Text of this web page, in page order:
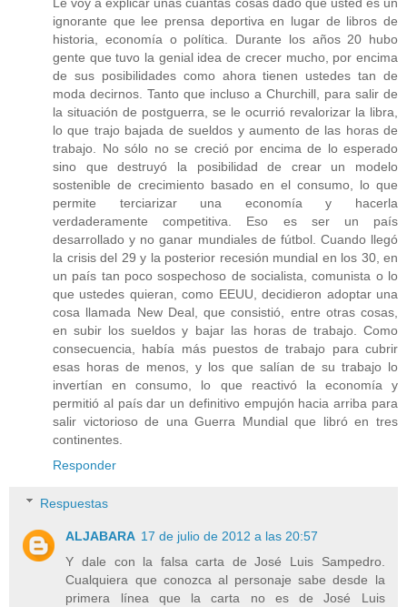
ignorante que lee prensa deportiva en lugar de libros de
historia, economía o política. Durante los años 20 hubo
gente que tuvo la genial idea de crecer mucho, por encima
de sus posibilidades como ahora tienen ustedes tan de
moda decirnos. Tanto que incluso a Churchill, para salir de
la situación de postguerra, se le ocurrió revalorizar la libra,
lo que trajo bajada de sueldos y aumento de las horas de
trabajo. No sólo no se creció por encima de lo esperado
sino que destruyó la posibilidad de crear un modelo
sostenible de crecimiento basado en el consumo, lo que
permite terciarizar una economía y hacerla
verdaderamente competitiva. Eso es ser un país
desarrollado y no ganar mundiales de fútbol. Cuando llegó
la crisis del 29 y la posterior recesión mundial en los 30, en
un país tan poco sospechoso de socialista, comunista o lo
que ustedes quieran, como EEUU, decidieron adoptar una
cosa llamada New Deal, que consistió, entre otras cosas,
en subir los sueldos y bajar las horas de trabajo. Como
consecuencia, había más puestos de trabajo para cubrir
esas horas de menos, y los que salían de su trabajo lo
invertían en consumo, lo que reactivó la economía y
permitió al país dar un definitivo empujón hacia arriba para
salir victorioso de una Guerra Mundial que libró en tres
continentes.
Responder
Respuestas
ALJABARA 17 de julio de 2012 a las 20:57
Y dale con la falsa carta de José Luis Sampedro.
Cualquiera que conozca al personaje sabe desde la
primera línea que la carta no es de José Luis